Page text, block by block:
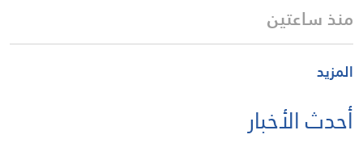
منذ ساعتين
المزيد
أحدث الأخبار